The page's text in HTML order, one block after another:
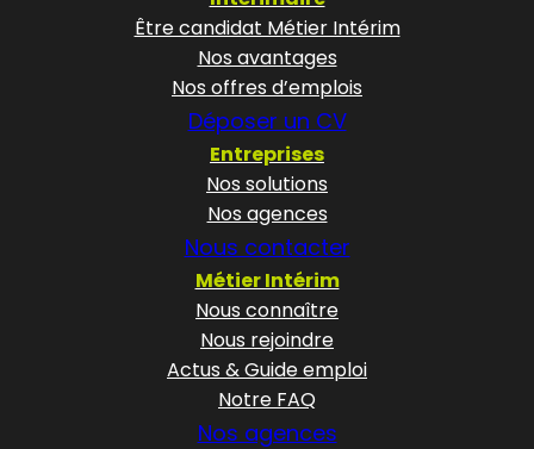
Être candidat Métier Intérim
Nos avantages
Nos offres d’emplois
Déposer un CV
Entreprises
Nos solutions
Nos agences
Nous contacter
Métier Intérim
Nous connaître
Nous rejoindre
Actus & Guide emploi
Notre FAQ
Nos agences